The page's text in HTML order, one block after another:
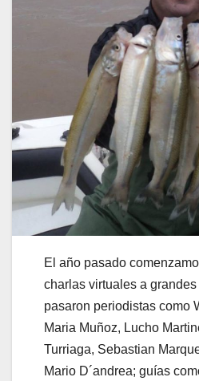
El año pasado
charlas virtuales a
pasaron periodistas como
Maria Muñoz, Lucho
Turriaga, Sebastian
Mario D´andrea; guías